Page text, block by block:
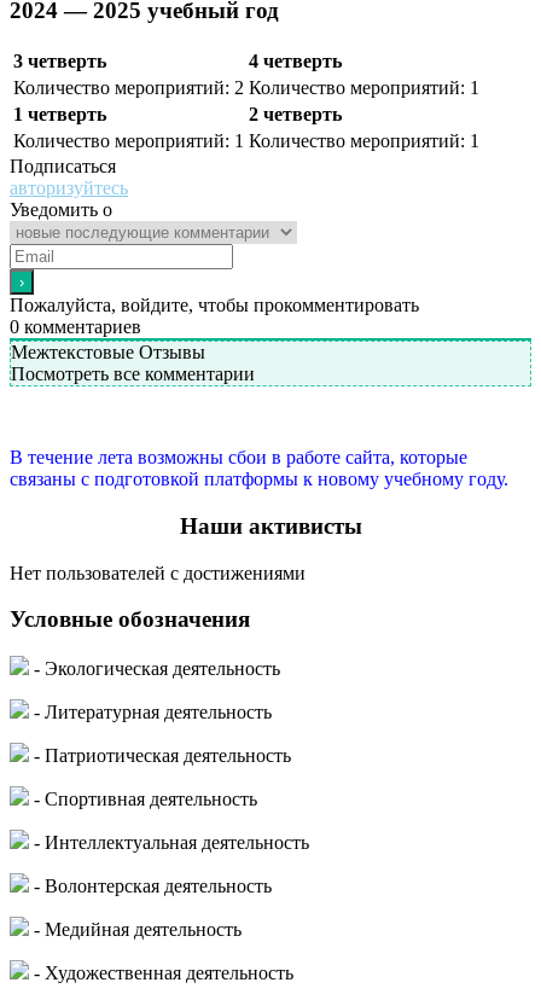
2024 — 2025 учебный год
3 четверть
4 четверть
Количество мероприятий: 2 Количество мероприятий: 1
1 четверть
2 четверть
Количество мероприятий: 1 Количество мероприятий: 1
Подписаться
авторизуйтесь
Уведомить о
Пожалуйста, войдите, чтобы прокомментировать
0 комментариев
Межтекстовые Отзывы
Посмотреть все комментарии
В течение лета возможны сбои в работе сайта, которые
связаны с подготовкой платформы к новому учебному году.
Наши активисты
Нет пользователей с достижениями
Условные обозначения
- Экологическая деятельность
- Литературная деятельность
- Патриотическая деятельность
- Спортивная деятельность
- Интеллектуальная деятельность
- Волонтерская деятельность
- Медийная деятельность
- Художественная деятельность